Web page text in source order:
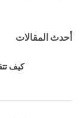
أحدث المقالات
كيف